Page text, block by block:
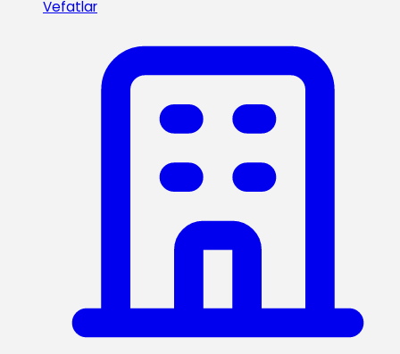
Vefatlar